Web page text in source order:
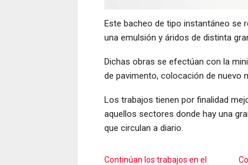
Este bacheo de tipo instantáneo se
una emulsión y áridos de distinta
Dichas obras se efectúan con la
de pavimento, colocación de nuevo
Los trabajos tienen por finalidad
aquellos sectores donde hay una
que circulan a diario.
Continúan los trabajos en el